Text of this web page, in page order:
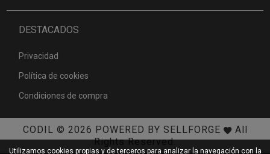
DESTACADOS
Privacidad
Política de cookies
Condiciones de compra
CODIL © 2026 POWERED BY SELLFORGE
All
Rights Reserved.
Utilizamos cookies propias y de terceros para analizar la navegación con la